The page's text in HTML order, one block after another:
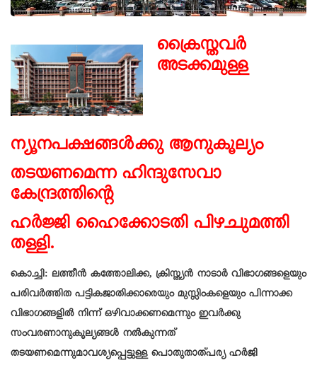
ക്രൈസ്തവര്‍
അടക്കമുള്ള
ന്യൂനപക്ഷങ്ങള്‍ക്കു ആനുകൂല്യം
തടയണമെന്ന ഹിന്ദുസേവാ
കേന്ദ്രത്തിന്റെ
ഹര്‍ജ്ജി ഹൈക്കോടതി പിഴചുമത്തി
തള്ളി.
കൊച്ചി: ലത്തീന്‍ കത്തോലിക്ക, ക്രിസ്ത്യന്‍ നാടാര്‍ വിഭാഗങ്ങളെയും
പരിവര്‍ത്തിത പട്ടികജാതിക്കാരെയും മുസ്ലിംകളെയും പിന്നാക്ക
വിഭാഗങ്ങളില്‍ നിന്ന് ഒഴിവാക്കണമെന്നും ഇവര്‍ക്കു
സംവരണാനുകൂല്യങ്ങള്‍ നല്‍കുന്നത്
തടയണമെന്നുമാവശ്യപ്പെട്ടുള്ള പൊതുതാത്പര്യ ഹര്‍ജി